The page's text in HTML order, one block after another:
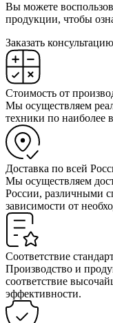
Вы можете
продукции, чтобы
Заказать консультацию
Стоимость от
Мы осуществляем
техники по наиболее
Доставка по всей
Мы осуществляем
России, различными
зависимости от
Соответствие
Производство и
соответствие
эффективности.